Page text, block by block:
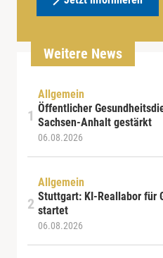
Weitere News
Allgemein
Öffentlicher
Sachsen-Anhalt gestärkt
06.08.2026
Allgemein
Stuttgart: KI-Reallabor für
startet
06.08.2026